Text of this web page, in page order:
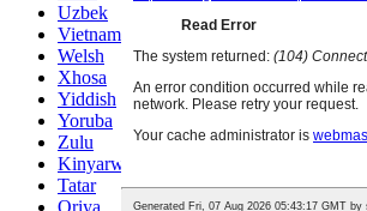
Uzbek
Vietnamese
Welsh
Xhosa
Yiddish
Yoruba
Zulu
Kinyarwanda
Tatar
Oriya